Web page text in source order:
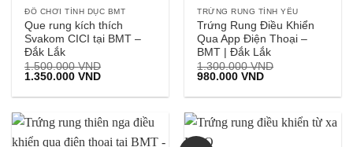
ĐỒ CHƠI TÌNH DỤC BMT
Que rung kích thích
Svakom CICI tại BMT –
Đắk Lắk
1.500.000VND
Giá
là:
1.350.000VNDGiá
tại
1.350.000 VND.
TRỨNG RUNG TÌNH YÊU
Trứng Rung Điều Khiển
Qua App Điện Thoại –
BMT | Đắk Lắk
1.300.000VND
Giá
là:
980.000VNDGiá
tại
980.000 VND.